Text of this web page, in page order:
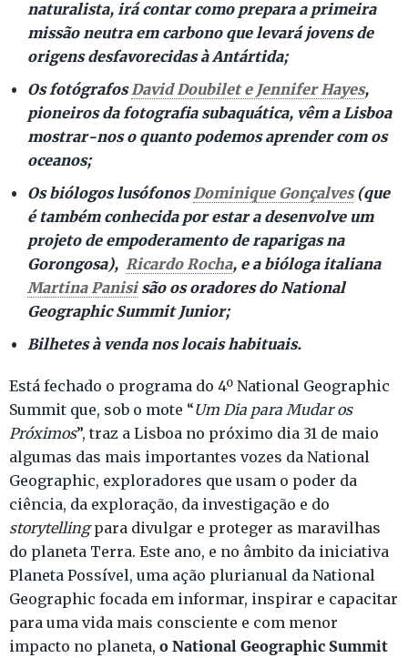
naturalista, irá contar como prepara a primeira
missão neutra em carbono que levará jovens de
origens desfavorecidas à Antártida;
Os fotógrafosDavid Doubilet e Jennifer Hayes,
pioneiros da fotografia subaquática, vêm a Lisboa
mostrar-nos o quanto podemos aprender com os
oceanos;
Os biólogos lusófonosDominique Gonçalves(que
é também conhecida por estar a desenvolve um
projeto de empoderamento de raparigas na
Gorongosa), Ricardo Rocha, e a bióloga italiana
Martina Panisisão os oradores do National
Geographic Summit Junior;
Bilhetes à venda nos locais habituais.
Está fechado o programa do 4º National Geographic
Summit que, sob o mote “Um Dia para Mudar os
Próximos”, traz a Lisboa no próximo dia 31 de maio
algumas das mais importantes vozes da National
Geographic, exploradores que usam o poder da
ciência, da exploração, da investigação e do
storytellingpara divulgar e proteger as maravilhas
do planeta Terra. Este ano, e no âmbito da iniciativa
Planeta Possível, uma ação plurianual da National
Geographic focada em informar, inspirar e capacitar
para uma vida mais consciente e com menor
impacto no planeta, o National Geographic Summit